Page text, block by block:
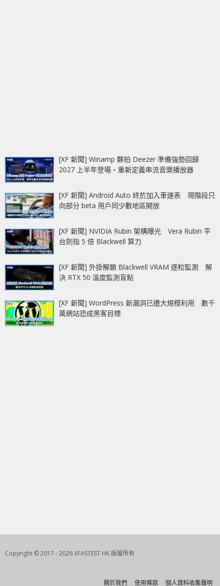
[XF 新聞] Winamp 夥拍 Deezer 準備強勢回歸
2027 上半年登場‧重新定義串流音樂播放器
[XF 新聞] Android Auto 終於加入車速表 現階段只
向部分 beta 用戶同少數地區開放
[XF 新聞] NVIDIA Rubin 架構曝光 Vera Rubin 平
台劍指 5 倍 Blackwell 算力
[XF 新聞] 外掛解鎖 Blackwell VRAM 逐粒監測 解
決 RTX 50 溫度監測盲點
[XF 新聞] WordPress 新漏洞已遭大規模利用 數千
萬網站恐成黑客目標
Copyright © 2017 - 2026 XFASTEST HK 版權所有
關於我們 使用條款 個人資料收集聲明